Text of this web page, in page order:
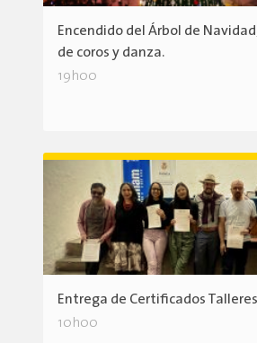
Encendido del Árbol de
de coros y danza.
19h00
Entrega de Certificados
10h00